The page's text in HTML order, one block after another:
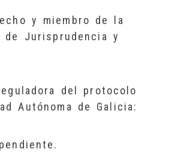
y miembro de la
de Jurisprudencia y
del protocolo
Autónoma de Galicia: